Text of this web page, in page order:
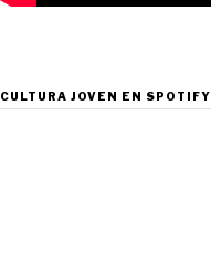
CULTURA JOVEN EN SPOTIFY